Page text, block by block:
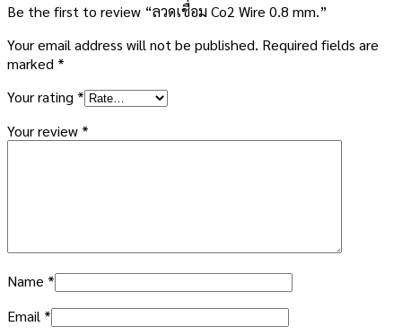
Be the first to review “ลวดเชื่อม Co2 Wire 0.8 mm.”
Your email address will not be published. Required fields are
marked *
Your rating *
Your review *
Name *
Email *